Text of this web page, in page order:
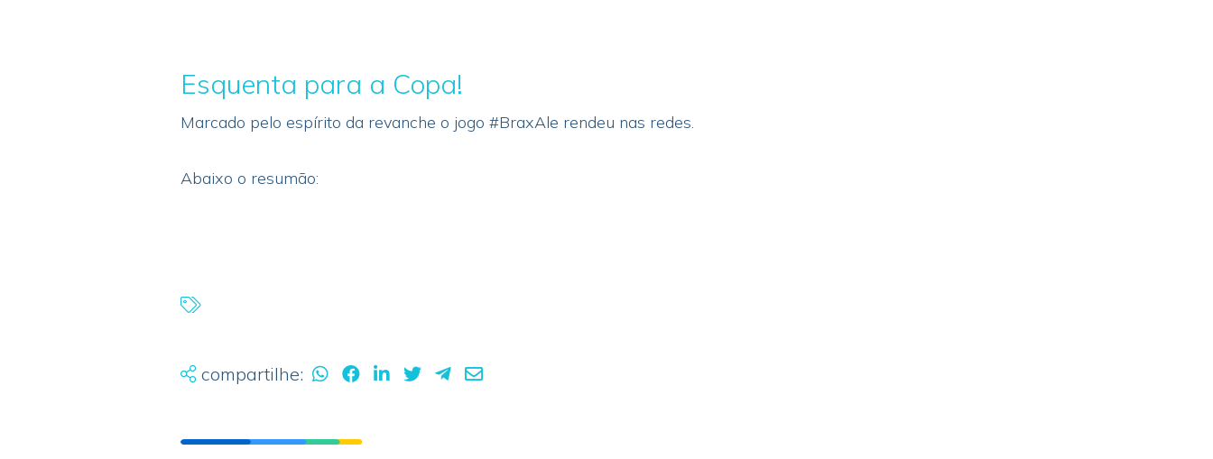
Esquenta para a Copa!
Marcado pelo espírito da revanche o jogo #BraxAle rendeu nas redes.
Abaixo o resumão:
compartilhe: